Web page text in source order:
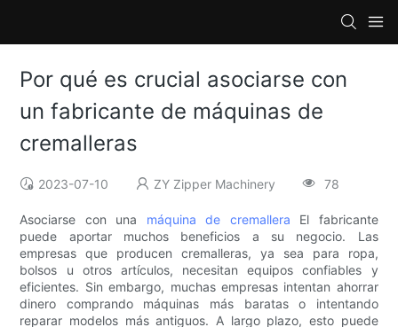
Por qué es crucial asociarse con
un fabricante de máquinas de
cremalleras
2023-07-10 ZY Zipper Machinery 78
Asociarse con una máquina de cremallera El fabricante
puede aportar muchos beneficios a su negocio. Las
empresas que producen cremalleras, ya sea para ropa,
bolsos u otros artículos, necesitan equipos confiables y
eficientes. Sin embargo, muchas empresas intentan ahorrar
dinero comprando máquinas más baratas o intentando
reparar modelos más antiguos. A largo plazo, esto puede